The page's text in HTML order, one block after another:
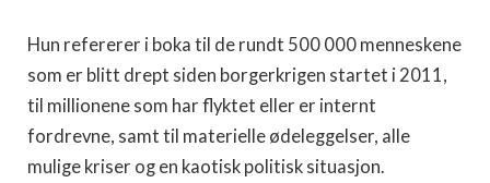
Hun refererer i boka til de rundt 500 000 menneskene
som er blitt drept siden borgerkrigen startet i 2011,
til millionene som har flyktet eller er internt
fordrevne, samt til materielle ødeleggelser, alle
mulige kriser og en kaotisk politisk situasjon.